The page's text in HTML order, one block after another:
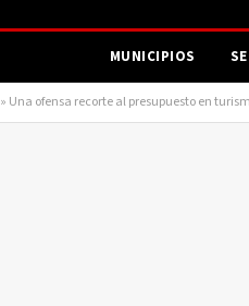
MUNICIPIOS
» Una ofensa recorte al presupuesto en